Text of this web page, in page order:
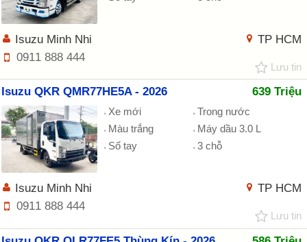
TP HCM
Isuzu Minh Nhi
0911 888 444
Lưu tin
Isuzu QKR QMR77HE5A - 2026 639 Triệu
Xe mới
Trong nước
Màu trắng
Máy dầu 3.0 L
Số tay
3 chỗ
TP HCM
Isuzu Minh Nhi
0911 888 444
Lưu tin